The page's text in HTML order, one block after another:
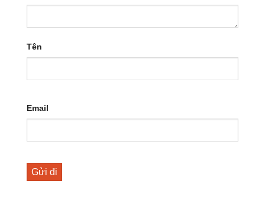
Tên
Email